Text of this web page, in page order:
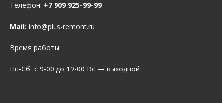
Телефон: +7 909 925-99-99
Mail: info@plus-remont.ru
Время работы:
Пн-Сб с 9-00 до 19-00 Вс — выходной